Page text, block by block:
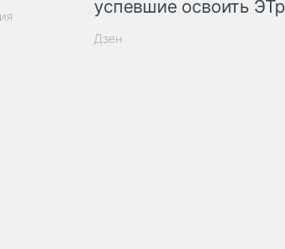
успевшие освоить
Дзен